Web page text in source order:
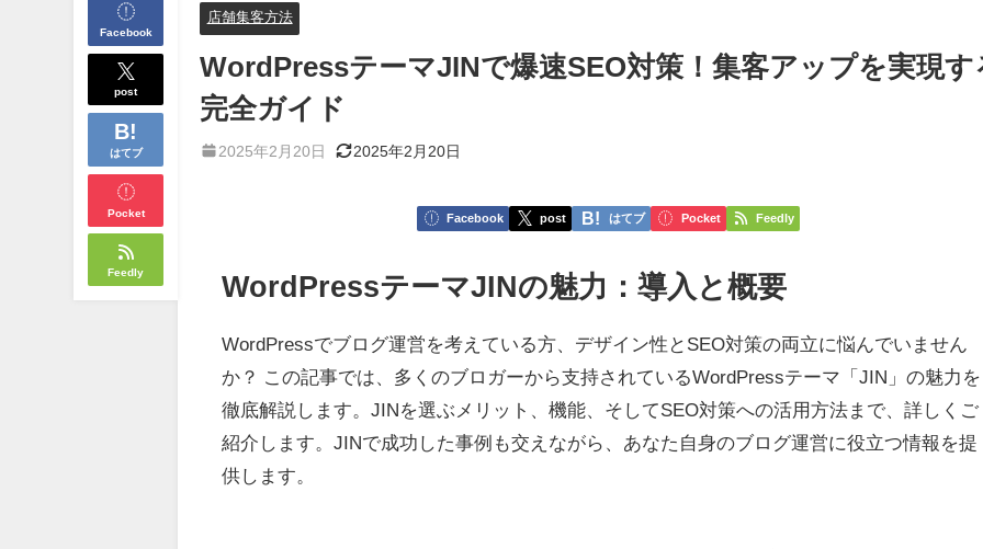
Facebook
post
はてブ
Pocket
Feedly
店舗集客方法
WordPressテーマJINで爆速SEO対策！集客アップを実現す
完全ガイド
2025年2月20日 2025年2月20日
Facebook post はてブ Pocket Feedly
WordPressテーマJINの魅力：導入と概要
WordPressでブログ運営を考えている方、デザイン性とSEO対策の両立に悩んでいません
か？ この記事では、多くのブロガーから支持されているWordPressテーマ「JIN」の魅力を
徹底解説します。JINを選ぶメリット、機能、そしてSEO対策への活用方法まで、詳しくご
紹介します。JINで成功した事例も交えながら、あなた自身のブログ運営に役立つ情報を提
供します。